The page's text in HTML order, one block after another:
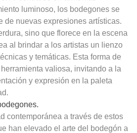
luminoso, los bodegones se
de nuevas expresiones artísticas.
sino que florece en la escena
al brindar a los artistas un lienzo
y temáticas. Esta forma de
valiosa, invitando a la
y expresión en la paleta
contemporánea a través de estos
han elevado el arte del bodegón a